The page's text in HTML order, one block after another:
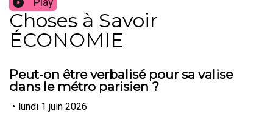
Play
Choses à Savoir
ÉCONOMIE
Peut-on être verbalisé pour sa valise
dans le métro parisien ?
• lundi 1 juin 2026